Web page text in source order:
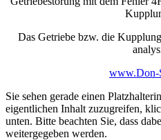
Das Getriebe bzw. die
www.Don-
Sie sehen gerade einen
eigentlichen Inhalt zuzugreifen,
unten. Bitte beachten Sie, dass
weitergegeben werden.